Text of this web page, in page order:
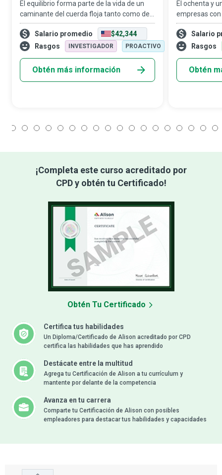
El equilibrio forma parte de la vida de un
caminante del cuerda floja tanto como del
trabajo de un auxiliar contable. Contrario a
la imagen estereotipada de los contadores
mirando hojas de cálculo tod
Salario promedio
$42,344
Rasgos
INVESTIGADOR PROACTIVO
Obtén más información
El ochenta y
empresas
ofrecer
cliente
noventa y
Salario
Rasgos
Obtén
¡Completa este curso acreditado por
CPD y obtén tu Certificado!
Certifica tus habilidades
Un Diploma/Certificado de Alison acreditado por CPD
certifica las habilidades que has aprendido
Destácate entre la multitud
Agrega tu Certificación de Alison a tu currículum y
mantente por delante de la competencia
Avanza en tu carrera
Comparte tu Certificación de Alison con posibles
empleadores para destacar tus habilidades y capacidades
Obtén Tu Certificado